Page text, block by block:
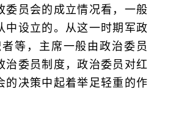
员会的成立情况看，一般
设立的。从这一时期军政
等，主席一般由政治委员
治委员制度，政治委员对红
决策中起着举足轻重的作